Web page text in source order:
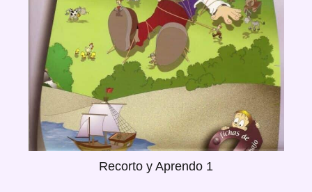
Recorto y Aprendo 1